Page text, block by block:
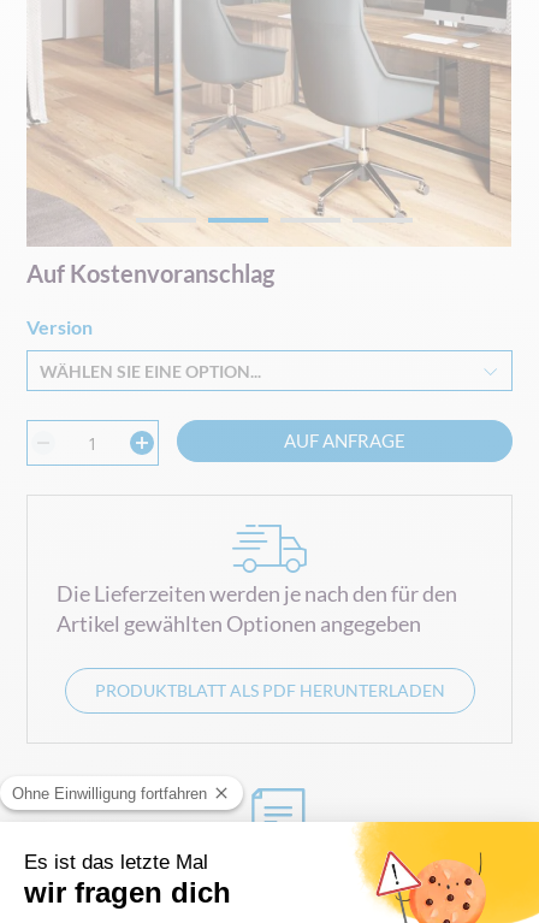
Auf Kostenvoranschlag
Version
WÄHLEN SIE EINE OPTION...
AUF ANFRAGE
Die Lieferzeiten werden je nach den für den
Artikel gewählten Optionen angegeben
PRODUKTBLATT ALS PDF HERUNTERLADEN
Anfang
Bildgalerie
springen